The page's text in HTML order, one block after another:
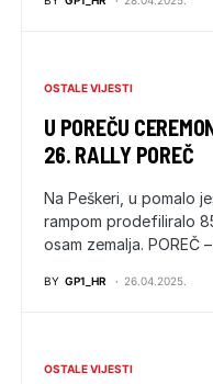
OSTALE VIJESTI
U POREČU
26. RALLY POREČ
Na Peškeri, u pomalo
rampom prodefiliralo
osam zemalja. POREČ
BY GP1_HR 26.04.2025.
OSTALE VIJESTI